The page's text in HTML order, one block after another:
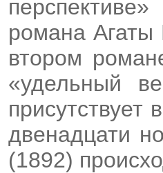
романа Агаты
втором
«удельный
присутствует
двенадцати
(1892)